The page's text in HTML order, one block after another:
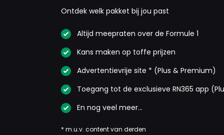
Ontdek welk pakket bij jou past
Altijd meepraten over de Formule 1
Kans maken op toffe prijzen
Advertentievrije site * (Plus & Premium)
Toegang tot de exclusieve RN365 app
En nog veel meer…
* m.u.v. content van derden